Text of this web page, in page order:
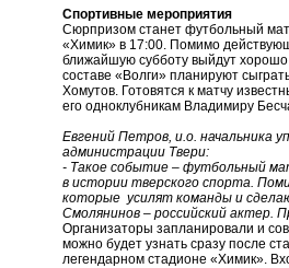
Спортивные мероприятия
Сюрпризом станет футбольный
«Химик» в 17:00. Помимо
ближайшую субботу выйдут
составе «Волги» планируют
Хомутов. Готовятся к матчу
его одноклубникам Владимиру
Евгений Петров, и.о. начальника
администрации Твери:
- Такое событие – футбольный
в истории тверского спорта.
которые усилят команды и
Смолянинов – российский актер.
Организаторы запланировали и
можно будет узнать сразу после
легендарном стадионе «Химик».